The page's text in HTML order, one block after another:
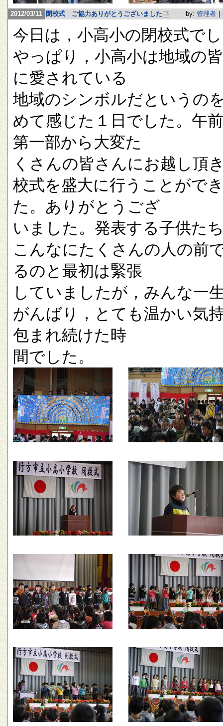
2012/03/11 閉校式 ご協力ありがとうございました by: 管理者
今日は，小高小の閉校式で
やっぱり，小高小は地域の
に愛されている
地域のシンボルだというの
めて感じた１日でした。午
第一部から大変た
くさんの皆さんにお越し頂
校式を盛大に行うことがで
た。ありがとうござ
いました。発表する子供た
こんなにたくさんの人の前
るのと最初は緊張
していましたが，みんな一
がんばり，とても温かい気
包まれ続けた時
間でした。